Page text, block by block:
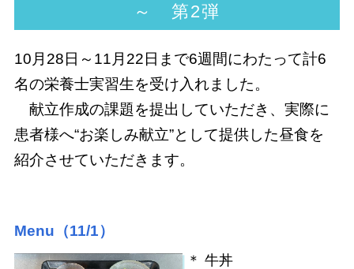
～ 第2弾
10月28日～11月22日まで6週間にわたって計6
名の栄養士実習生を受け入れました。
献立作成の課題を提出していただき、実際に
患者様へ“お楽しみ献立”として提供した昼食を
紹介させていただきます。
Menu（11/1）
＊ 牛丼